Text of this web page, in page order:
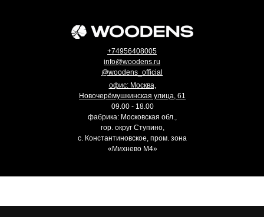
+74956408005
info@woodens.ru
@woodens_official
офис: Москва,
Новочерёмушкинская улица, 61
09.00 - 18.00
фабрика: Московская обл.,
гор. округ Ступино,
с. Константиновское, пром. зона
«Михнево М4»